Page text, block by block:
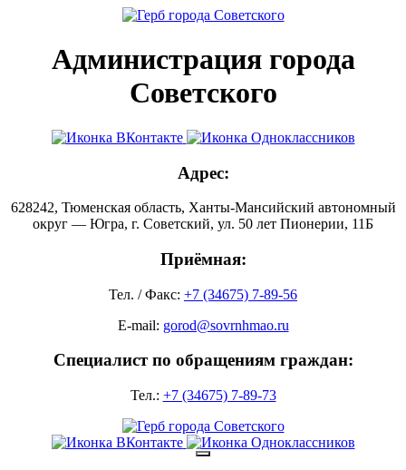
Администрация города
Советского
Адрес:
628242, Тюменская область, Ханты-Мансийский автономный
округ — Югра, г. Советский, ул. 50 лет Пионерии, 11Б
Приёмная:
Тел. / Факс: +7 (34675) 7-89-56
E-mail: gorod@sovrnhmao.ru
Специалист по обращениям граждан:
Тел.: +7 (34675) 7-89-73